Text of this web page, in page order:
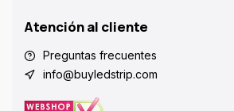
Atención al cliente
Preguntas frecuentes
info@buyledstrip.com